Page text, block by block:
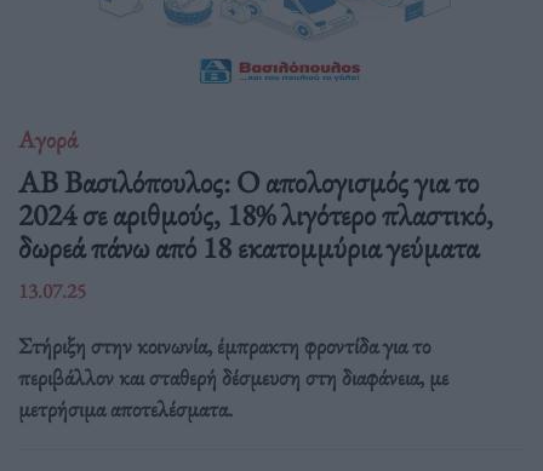
Αγορά
ΑΒ Βασιλόπουλος: Ο απολογισμός για το
2024 σε αριθμούς, 18% λιγότερο πλαστικό,
δωρεά πάνω από 18 εκατομμύρια γεύματα
13.07.25
Στήριξη στην κοινωνία, έμπρακτη φροντίδα για το
περιβάλλον και σταθερή δέσμευση στη διαφάνεια, με
μετρήσιμα αποτελέσματα.